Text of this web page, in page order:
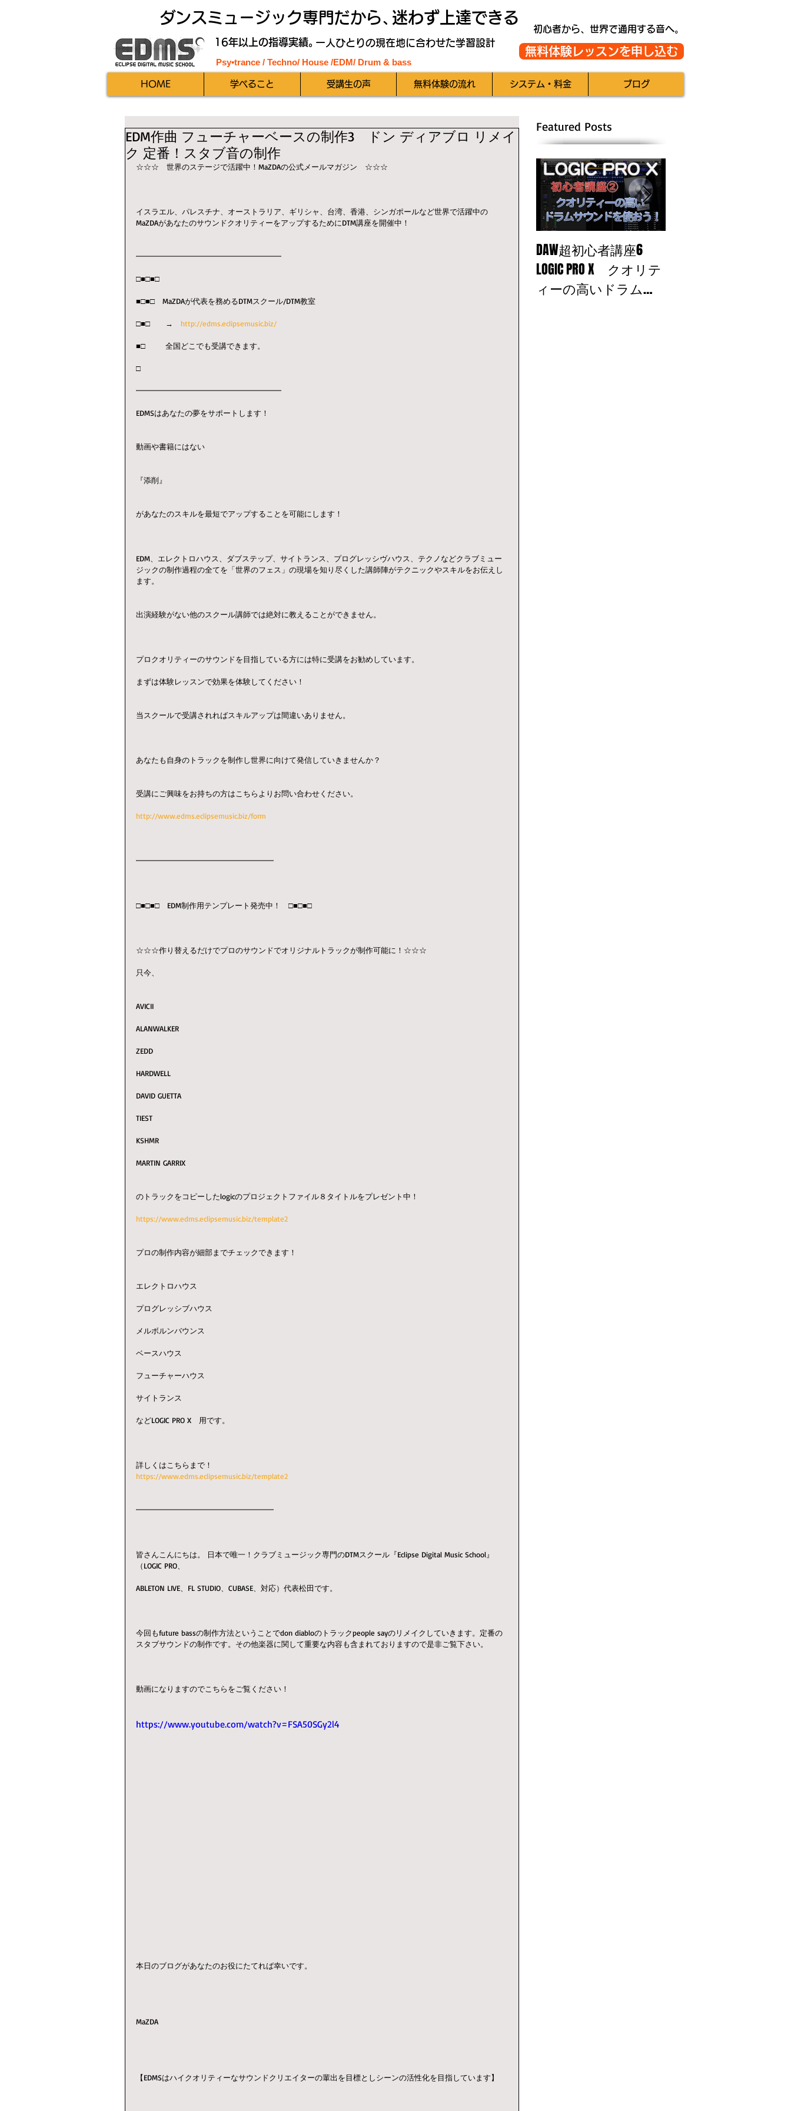
ダンスミュージック専門だから、迷わず上達できる
16年以上の指導実績。一人ひとりの現在地に合わせた学習設計
Psy•trance / Techno/ House /EDM/ Drum & bass
初心者から、世界で通用する音へ。
無料体験レッスンを申し込む
HOME 学べること 受講生の声 無料体験の流れ システム・料金 ブログ
EDM作曲 フューチャーベースの制作3 ドン ディアブロ リメイ
ク 定番！スタブ音の制作
☆☆☆　世界のステージで活躍中！MaZDAの公式メールマガジン　☆☆☆
イスラエル、パレスチナ、オーストラリア、ギリシャ、台湾、香港、シンガポールなど世界で活躍中の
MaZDAがあなたのサウンドクオリティーをアップするためにDTM講座を開催中！
━━━━━━━━━━━━━━━━━━━
□■□■□
■□■□　MaZDAが代表を務めるDTMスクール/DTM教室
□■□　　→ http://edms.eclipsemusic.biz/
■□ 　　 全国どこでも受講できます。
□
━━━━━━━━━━━━━━━━━━━
EDMSはあなたの夢をサポートします！
動画や書籍にはない
『添削』
があなたのスキルを最短でアップすることを可能にします！
EDM、エレクトロハウス、ダブステップ、サイトランス、プログレッシヴハウス、テクノなどクラブミュー
ジックの制作過程の全てを「世界のフェス」の現場を知り尽くした講師陣がテクニックやスキルをお伝えし
ます。
出演経験がない他のスクール講師では絶対に教えることができません。
プロクオリティーのサウンドを目指している方には特に受講をお勧めしています。
まずは体験レッスンで効果を体験してください！
当スクールで受講されればスキルアップは間違いありません。
あなたも自身のトラックを制作し世界に向けて発信していきませんか？
受講にご興味をお持ちの方はこちらよりお問い合わせください。
http://www.edms.eclipsemusic.biz/form
━━━━━━━━━━━━━━━━━━
□■□■□　EDM制作用テンプレート発売中！　□■□■□
☆☆☆作り替えるだけでプロのサウンドでオリジナルトラックが制作可能に！☆☆☆
只今、
AVICII
ALANWALKER
ZEDD
HARDWELL
DAVID GUETTA
TIEST
KSHMR
MARTIN GARRIX
のトラックをコピーしたlogicのプロジェクトファイル８タイトルをプレゼント中！
https://www.edms.eclipsemusic.biz/template2
プロの制作内容が細部までチェックできます！
エレクトロハウス
プログレッシブハウス
メルボルンバウンス
ベースハウス
フューチャーハウス
サイトランス
などLOGIC PRO X　用です。
詳しくはこちらまで！
https://www.edms.eclipsemusic.biz/template2
━━━━━━━━━━━━━━━━━━
皆さんこんにちは。 日本で唯一！クラブミュージック専門のDTMスクール『Eclipse Digital Music School』
（LOGIC PRO、
ABLETON LIVE、FL STUDIO、CUBASE、対応）代表松田です。
今回もfuture bassの制作方法ということでdon diabloのトラックpeople sayのリメイクしていきます。定番の
スタブサウンドの制作です。その他楽器に関して重要な内容も含まれておりますので是非ご覧下さい。
動画になりますのでこちらをご覧ください！
https://www.youtube.com/watch?v=FSA50SGy2l4
本日のブログがあなたのお役にたてれば幸いです。
MaZDA
【EDMSはハイクオリティーなサウンドクリエイターの輩出を目標としシーンの活性化を目指しています】
Featured Posts
DAW超初心者講座6
LOGIC PRO X クオリテ
ィーの高いドラムサ